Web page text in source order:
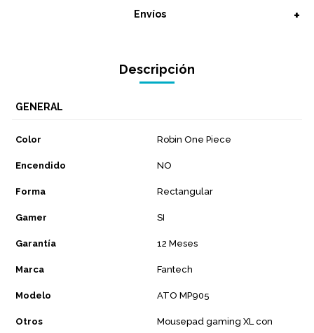
Envíos
Descripción
GENERAL
Color Robin One Piece
Encendido NO
Forma Rectangular
Gamer SI
Garantía 12 Meses
Marca Fantech
Modelo ATO MP905
Otros
Mousepad gaming XL con